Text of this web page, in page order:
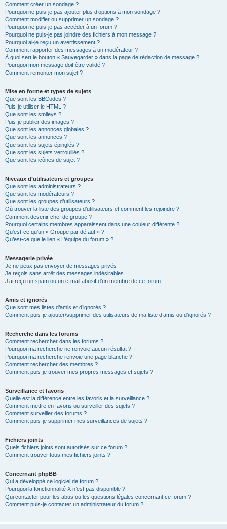
Comment créer un sondage ?
Pourquoi ne puis-je pas ajouter plus d’options à mon sondage ?
Comment modifier ou supprimer un sondage ?
Pourquoi ne puis-je pas accéder à un forum ?
Pourquoi ne puis-je pas joindre des fichiers à mon message ?
Pourquoi ai-je reçu un avertissement ?
Comment rapporter des messages à un modérateur ?
À quoi sert le bouton « Sauvegarder » dans la page de rédaction de message ?
Pourquoi mon message doit être validé ?
Comment remonter mon sujet ?
Mise en forme et types de sujets
Que sont les BBCodes ?
Puis-je utiliser le HTML ?
Que sont les smileys ?
Puis-je publier des images ?
Que sont les annonces globales ?
Que sont les annonces ?
Que sont les sujets épinglés ?
Que sont les sujets verrouillés ?
Que sont les icônes de sujet ?
Niveaux d’utilisateurs et groupes
Que sont les administrateurs ?
Que sont les modérateurs ?
Que sont les groupes d’utilisateurs ?
Où trouver la liste des groupes d’utilisateurs et comment les rejoindre ?
Comment devenir chef de groupe ?
Pourquoi certains membres apparaissent dans une couleur différente ?
Qu’est-ce qu’un « Groupe par défaut » ?
Qu’est-ce que le lien « L’équipe du forum » ?
Messagerie privée
Je ne peux pas envoyer de messages privés !
Je reçois sans arrêt des messages indésirables !
J’ai reçu un spam ou un e-mail abusif d’un membre de ce forum !
Amis et ignorés
Que sont mes listes d’amis et d’ignorés ?
Comment puis-je ajouter/supprimer des utilisateurs de ma liste d’amis ou d’ignorés ?
Recherche dans les forums
Comment rechercher dans les forums ?
Pourquoi ma recherche ne renvoie aucun résultat ?
Pourquoi ma recherche renvoie une page blanche ?!
Comment rechercher des membres ?
Comment puis-je trouver mes propres messages et sujets ?
Surveillance et favoris
Quelle est la différence entre les favoris et la surveillance ?
Comment mettre en favoris ou surveiller des sujets ?
Comment surveiller des forums ?
Comment puis-je supprimer mes surveillances de sujets ?
Fichiers joints
Quels fichiers joints sont autorisés sur ce forum ?
Comment trouver tous mes fichiers joints ?
Concernant phpBB
Qui a développé ce logiciel de forum ?
Pourquoi la fonctionnalité X n’est pas disponible ?
Qui contacter pour les abus ou les questions légales concernant ce forum ?
Comment puis-je contacter un administrateur du forum ?